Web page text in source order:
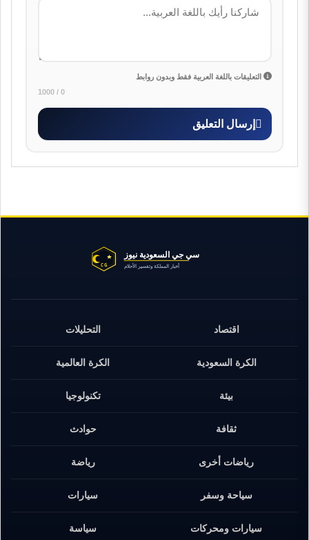
التعليقات باللغة العربية فقط وبدون روابط
0 / 1000
إرسال التعليق
اقتصاد التحليلات
الكرة السعودية الكرة العالمية
بيئة تكنولوجيا
ثقافة حوادث
رياضات أخرى رياضة
سياحة وسفر سيارات
سيارات ومحركات سياسة